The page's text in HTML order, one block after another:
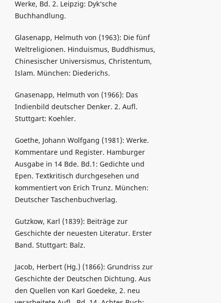
Werke, Bd. 2. Leipzig: Dyk‘sche
Buchhandlung.
Glasenapp, Helmuth von (1963): Die fünf
Weltreligionen. Hinduismus, Buddhismus,
Chinesischer Universismus, Christentum,
Islam. München: Diederichs.
Gnasenapp, Helmuth von (1966): Das
Indienbild deutscher Denker. 2. Aufl.
Stuttgart: Koehler.
Goethe, Johann Wolfgang (1981): Werke.
Kommentare und Register. Hamburger
Ausgabe in 14 Bde. Bd.1: Gedichte und
Epen. Textkritisch durchgesehen und
kommentiert von Erich Trunz. München:
Deutscher Taschenbuchverlag.
Gutzkow, Karl (1839): Beiträge zur
Geschichte der neuesten Literatur. Erster
Band. Stuttgart: Balz.
Jacob, Herbert (Hg.) (1866): Grundriss zur
Geschichte der Deutschen Dichtung. Aus
den Quellen von Karl Goedeke, 2. neu